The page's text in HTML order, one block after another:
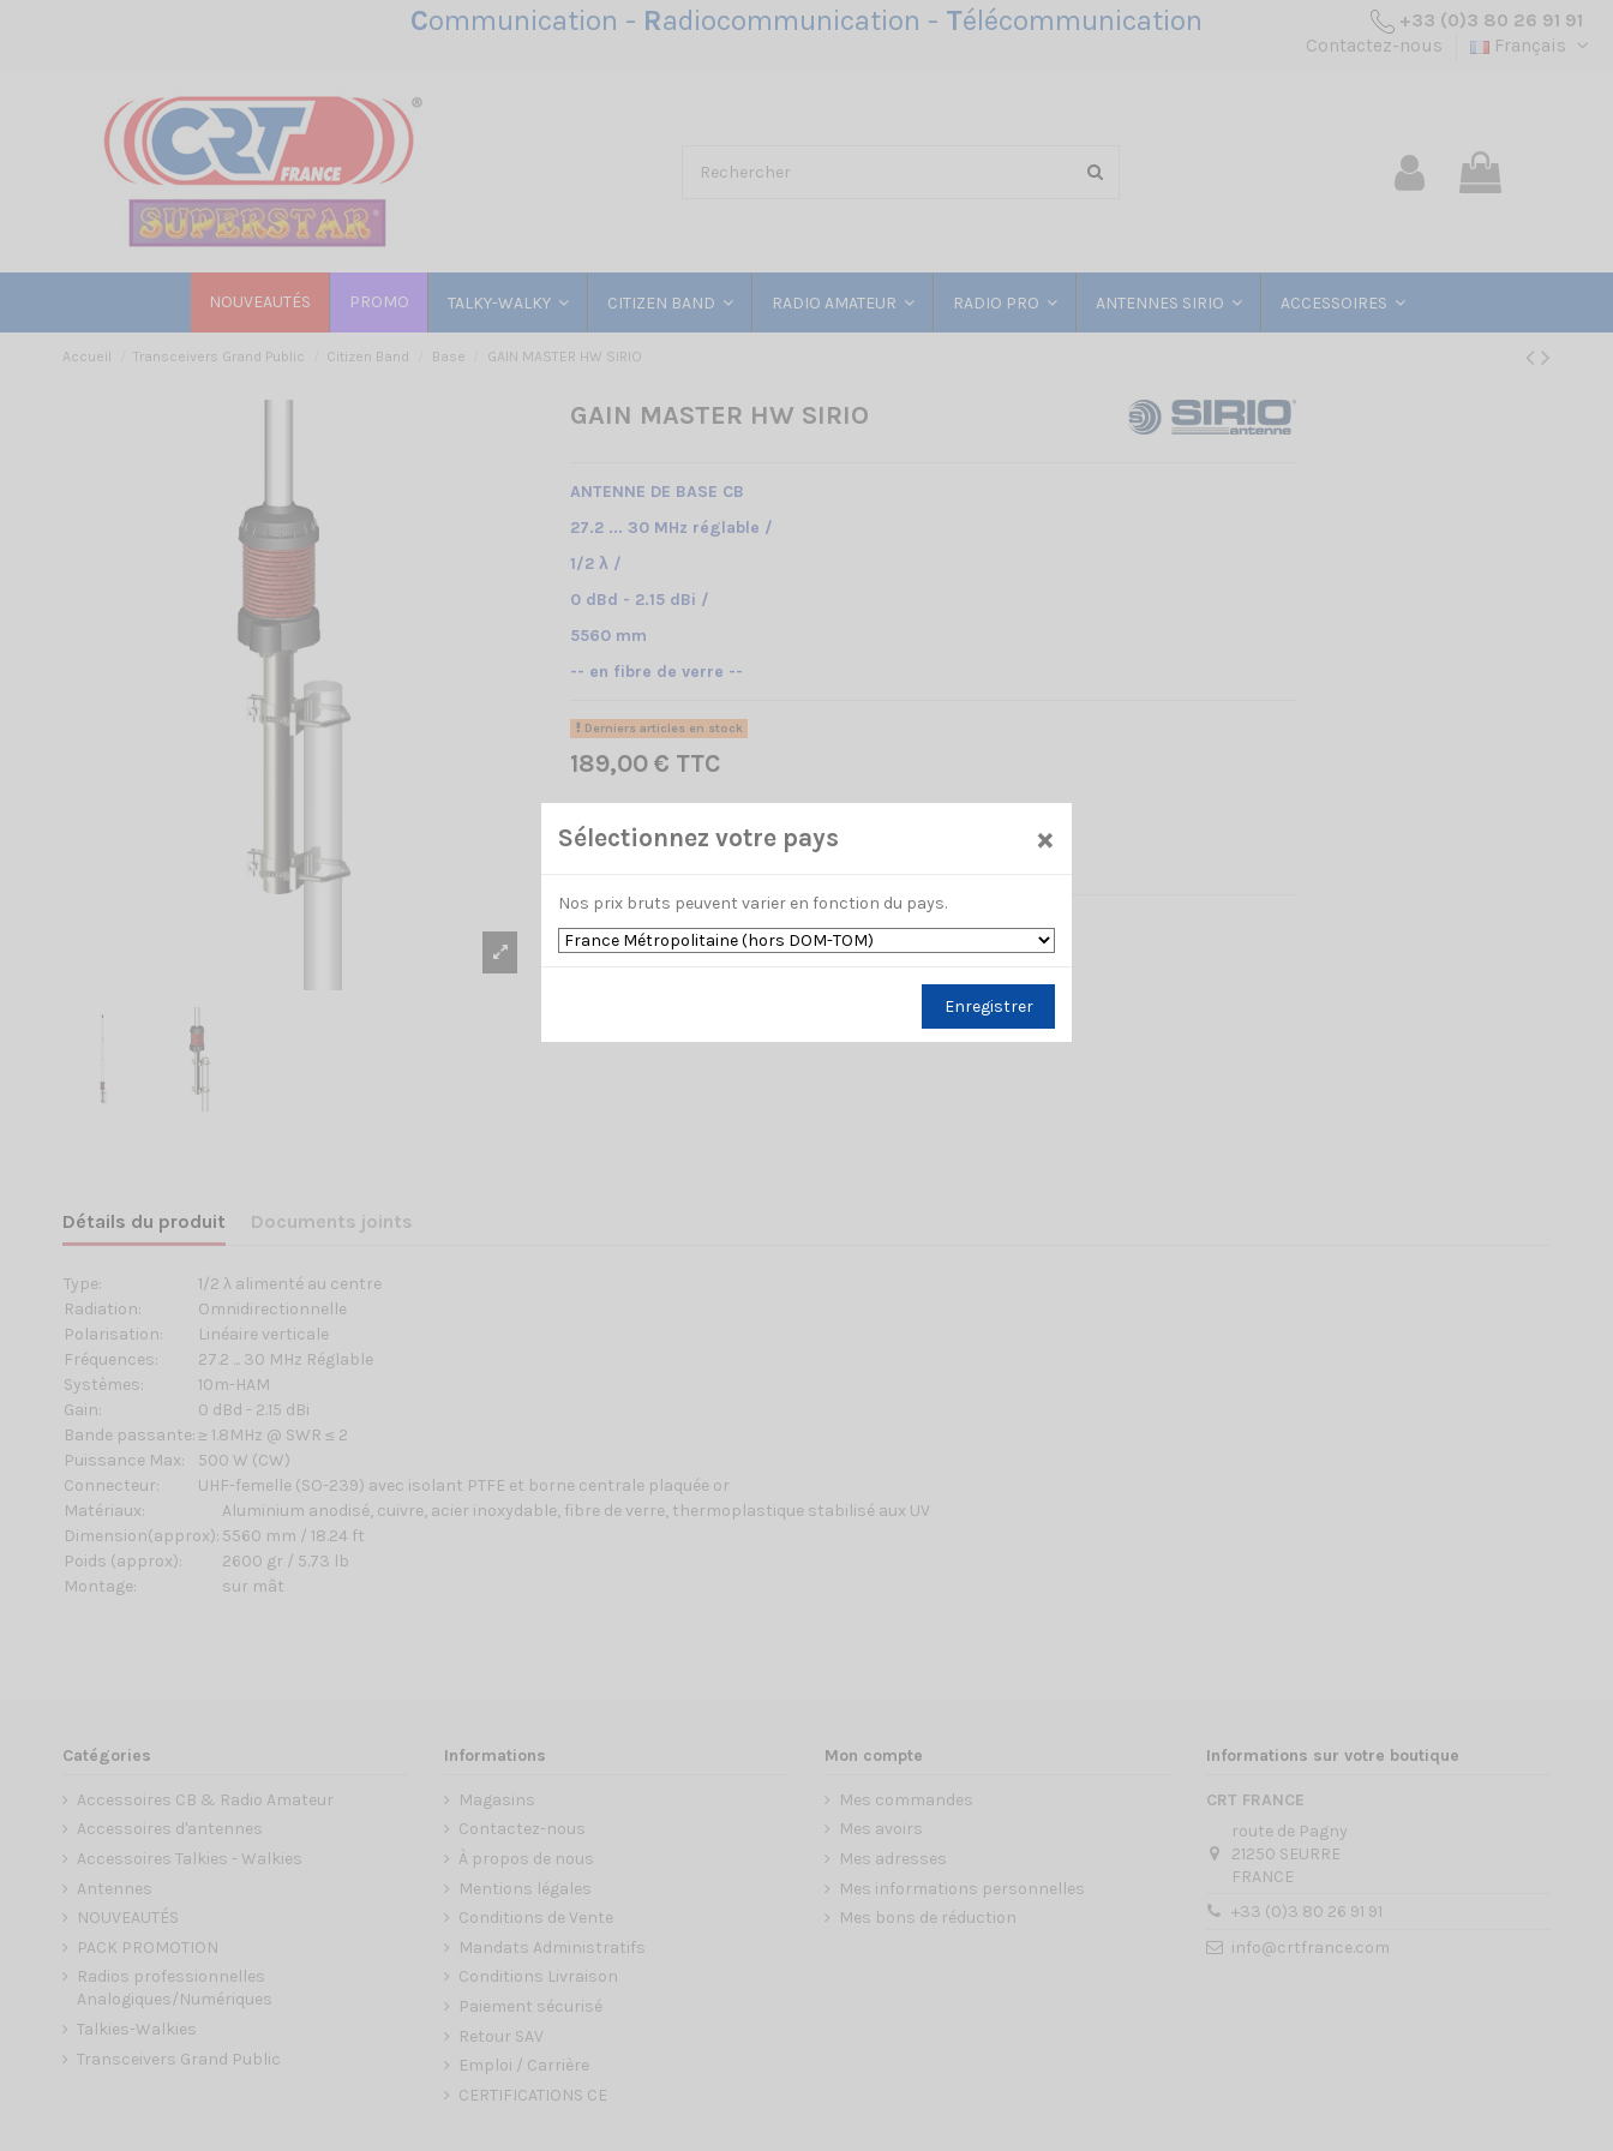
Communication - Radiocommunication - Télécommunication
+33 (0)3 80 26 91 91
Contactez-nous
Français
NOUVEAUTÉS PROMO TALKY-WALKY CITIZEN BAND RADIO AMATEUR RADIO PRO ANTENNES SIRIO ACCESSOIRES
Accueil Transceivers Grand Public Citizen Band Base GAIN MASTER HW SIRIO
GAIN MASTER HW SIRIO
ANTENNE DE BASE CB
27.2 ... 30 MHz réglable /
1/2 λ /
0 dBd - 2.15 dBi /
5560 mm
-- en fibre de verre --
Derniers articles en stock
189,00 € TTC
Ajouter au panier
Détails du produit Documents joints
Type: 1/2 λ alimenté au centre
Radiation:
Omnidirectionnelle
Polarisation:
Linéaire verticale
Fréquences:
27.2 ... 30 MHz Réglable
Systèmes:
10m-HAM
Gain:
0 dBd - 2.15 dBi
Bande passante: ≥ 1.8MHz @ SWR ≤ 2
Puissance Max:
500 W (CW)
Connecteur:
UHF-femelle (SO-239) avec isolant PTFE et borne centrale plaquée or
Matériaux:
Aluminium anodisé, cuivre, acier inoxydable, fibre de verre, thermoplastique stabilisé aux UV
Dimension(approx): 5560 mm / 18.24 ft
Poids (approx):
2600 gr / 5.73 lb
Montage:
sur mât
Catégories
Accessoires CB & Radio Amateur
Accessoires d'antennes
Accessoires Talkies - Walkies
Antennes
NOUVEAUTÉS
PACK PROMOTION
Radios professionnelles
Analogiques/Numériques
Talkies-Walkies
Transceivers Grand Public
Informations
Magasins
Contactez-nous
À propos de nous
Mentions légales
Conditions de Vente
Mandats Administratifs
Conditions Livraison
Paiement sécurisé
Retour SAV
Emploi / Carrière
CERTIFICATIONS CE
Mon compte
Mes commandes
Mes avoirs
Mes adresses
Mes informations personnelles
Mes bons de réduction
Informations sur votre boutique
CRT FRANCE
route de Pagny
21250 SEURRE
FRANCE
+33 (0)3 80 26 91 91
info@crtfrance.com
Sélectionnez votre pays ×
Nos prix bruts peuvent varier en fonction du pays.
Enregistrer